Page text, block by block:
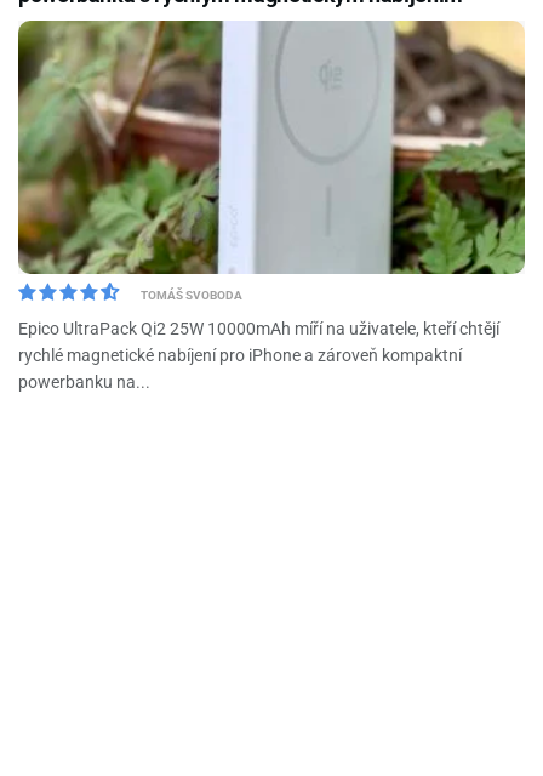
TOMÁŠ SVOBODA
Epico UltraPack Qi2 25W 10000mAh míří na uživatele, kteří chtějí
rychlé magnetické nabíjení pro iPhone a zároveň kompaktní
powerbanku na...